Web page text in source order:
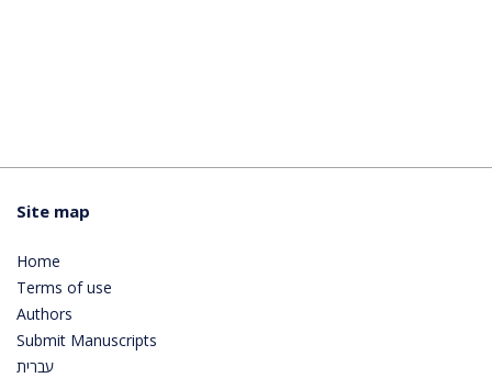
Site map
Home
Terms of use
Authors
Submit Manuscripts
עברית